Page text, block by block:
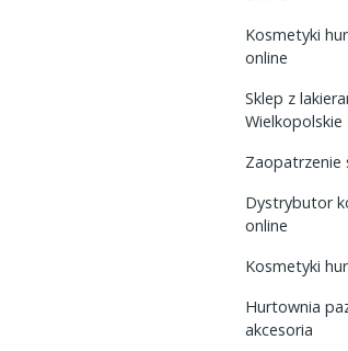
Kosmetyki
online
Sklep z
Wielkopolskie
Zaopatrzenie
Dystrybutor
online
Kosmetyki
Hurtownia
akcesoria